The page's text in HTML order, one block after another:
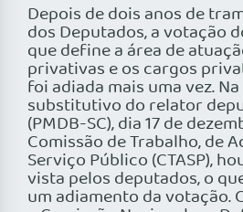
Depois de dois anos de
dos Deputados, a votação
que define a área de
privativas e os cargos
foi adiada mais uma vez.
substitutivo do relator
(PMDB-SC), dia 17 de
Comissão de Trabalho, de
Serviço Público (CTASP),
vista pelos deputados, o
um adiamento da votação.